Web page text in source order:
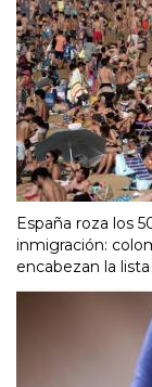
España roza los
inmigración:
encabezan la